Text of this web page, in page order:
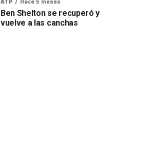
Ben Shelton se recuperó y
vuelve a las canchas